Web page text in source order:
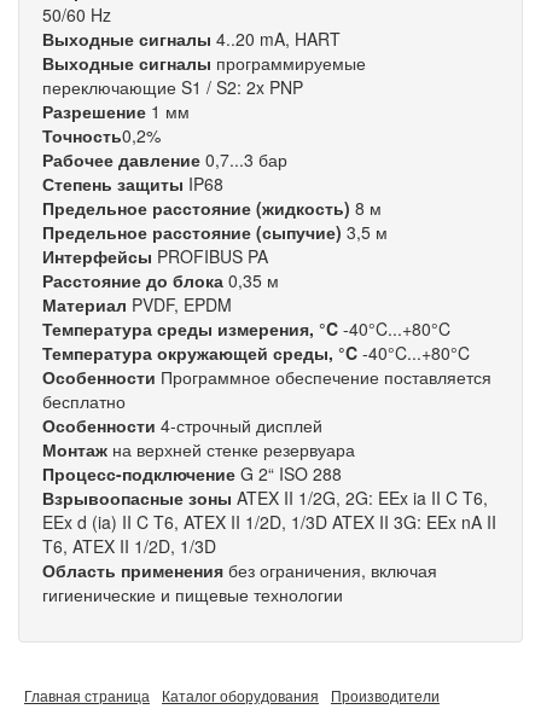
50/60 Hz
Выходные сигналы 4..20 mA, HART
Выходные сигналы программируемые
переключающие S1 / S2: 2x PNP
Разрешение 1 мм
Точность0,2%
Рабочее давление 0,7...3 бар
Степень защиты IP68
Предельное расстояние (жидкость) 8 м
Предельное расстояние (сыпучие) 3,5 м
Интерфейсы PROFIBUS PA
Расстояние до блока 0,35 м
Материал PVDF, EPDM
Температура среды измерения, °C -40°C...+80°C
Температура окружающей среды, °C -40°C...+80°C
Особенности Программное обеспечение поставляется
бесплатно
Особенности 4-строчный дисплей
Монтаж на верхней стенке резервуара
Процесс-подключение G 2“ ISO 288
Взрывоопасные зоны ATEX II 1/2G, 2G: EEx ia II C T6,
EEx d (ia) II C T6, ATEX II 1/2D, 1/3D ATEX II 3G: EEx nA II
T6, ATEX II 1/2D, 1/3D
Область применения без ограничения, включая
гигиенические и пищевые технологии
Главная страница Каталог оборудования Производители